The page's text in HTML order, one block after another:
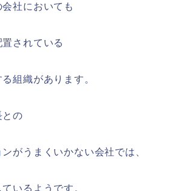
社においても
されている
組織があります。
との
がうまくいかない会社では、
いるようです。